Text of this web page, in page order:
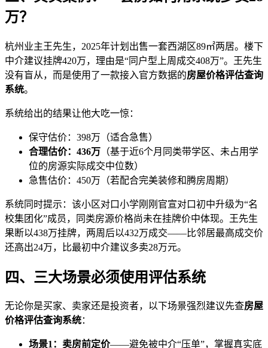
万？
杭州业主王先生，2025年计划出售一套西湖区89㎡两居。楼下
中介建议挂牌420万，理由是“同户型上周成交408万”。王先生
没有盲从，而是使用了一款接入官方数据的房屋价格评估查询
系统。
系统给出的结果让他大吃一惊：
保守估价：398万（适合急售）
合理估价：436万 （基于近6个月同类带学区、未占用学
位的房源实际成交中位数）
急售估价：450万（若配合完美装修和腾房周期）
系统同时提示：该小区对口小学刚刚官宣对口初中升级为“名
校集团化”成员，同类房源价格尚未在挂牌价中体现。王先生
果断以438万挂牌，两周后以432万成交——比邻居最高成交价
还高出24万，比最初中介建议多卖28万元。
四、三大场景必须使用评估系统
无论你是买家、卖家还是投资者，以下场景强烈建议先查房屋
价格评估查询系统：
场景1：卖房前定价——避免被中介“压单”，掌握真实底